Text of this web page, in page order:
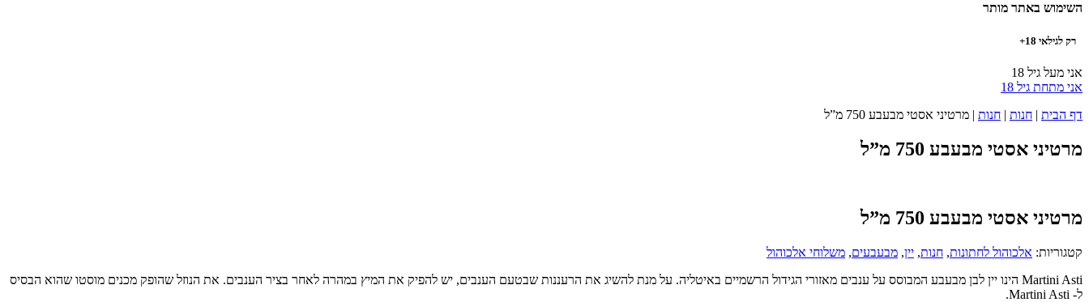
השימוש באתר מותר
רק לגילאי 18+
אני מעל גיל 18
אני מתחת גיל 18
דף הבית
חנות חנות מרטיני אסטי מבעבע 750 מ”ל
מרטיני אסטי מבעבע 750 מ”ל
מרטיני אסטי מבעבע 750 מ”ל
קטגוריות: אלכוהול לחתונות, חנות, יין, מבעבעים, משלוחי אלכוהול
Martini Asti הינו יין לבן מבעבע המבוסס על ענבים מאזורי הגידול הרשמיים באיטליה. על מנת להשיג את הרעננות שבטעם הענבים, יש להפיק את המיץ במהרה לאחר בציר הענבים. את הנוזל שהופק מכנים מוסטו שהוא הבסיס
ל- Martini Asti.